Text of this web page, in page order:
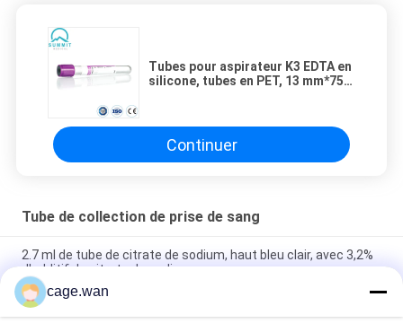
Tubes pour aspirateur K3 EDTA en
silicone, tubes en PET, 13 mm*75
Continuer
Tube de collection de prise de sang
2.7 ml de tube de citrate de sodium, haut bleu clair, avec 3,2%
d'additif de citrate de sodium
2 ml de tube à glucose, haut gris, additif de fluorure de sodium
avec K2EDTA
cage.wan